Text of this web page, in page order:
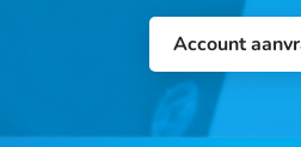
Account